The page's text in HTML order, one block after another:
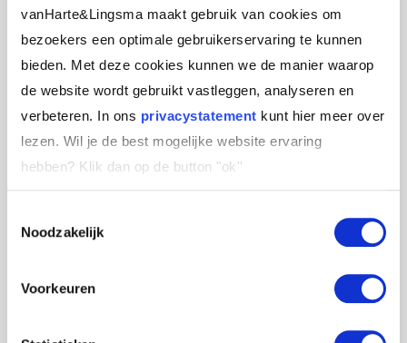
vanHarte&Lingsma maakt gebruik van cookies om
bezoekers een optimale gebruikerservaring te kunnen
bieden. Met deze cookies kunnen we de manier waarop
de website wordt gebruikt vastleggen, analyseren en
verbeteren. In ons privacystatement kunt hier meer over
lezen. Wil je de best mogelijke website ervaring
hebben? Klik dan op de button "ok''
Noodzakelijk
Voorkeuren
Ken je innerlijke dialoog: je mitsen en maren
waarom je het niet zou doen. Schat in
wanneer die de overhand nemen en hoe je
daar dan op wilt acteren.
Uitstellen geeft alleen maar schuldgevoel,
beslis of je het wel of niet gaat doen en neem
dan je consequenties. Dus zeg ergens bewust
Zoek supporters. Deel met diverse mensen je
Wees realistisch: te grote doelen (hoge latten)
leiden alleen maar tot spierpijn. Maar daag je